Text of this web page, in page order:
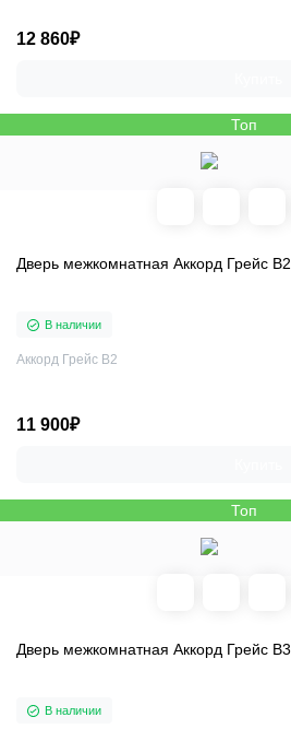
12 860₽
Топ
Дверь межкомнатная Аккорд Грейс В2
В наличии
Аккорд Грейс В2
11 900₽
Топ
Дверь межкомнатная Аккорд Грейс В3
В наличии